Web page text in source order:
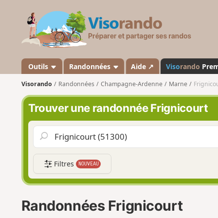
s
a
n
d
o
Outils Randonnées Aide ↗ Visorando
Visorando Randonnées Champagne-Ardenne Marne
Trouver une randonnée Frignicourt
Filtres NOUVEAU
Randonnées Frignicourt